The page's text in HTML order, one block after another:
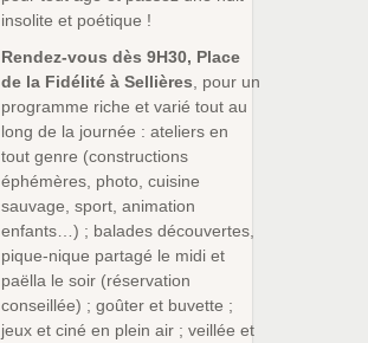
insolite et poétique !
Rendez-vous dès 9H30, Place
de la Fidélité à Sellières , pour un
programme riche et varié tout au
long de la journée : ateliers en
tout genre (constructions
éphémères, photo, cuisine
sauvage, sport, animation
enfants…) ; balades découvertes,
pique-nique partagé le midi et
paëlla le soir (réservation
conseillée) ; goûter et buvette ;
jeux et ciné en plein air ; veillée et